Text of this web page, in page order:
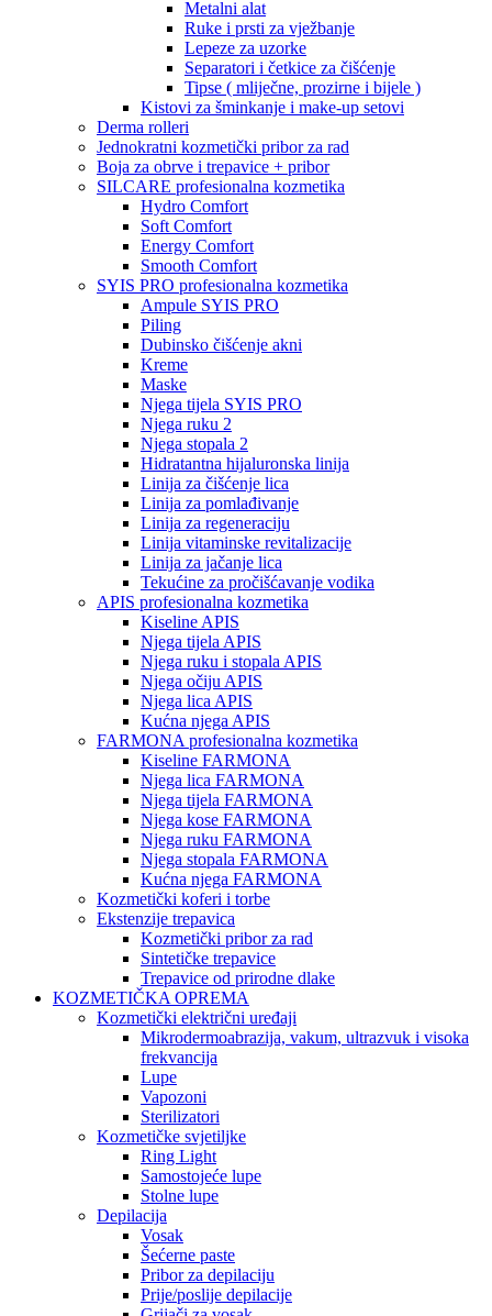
Metalni alat
Ruke i prsti za vježbanje
Lepeze za uzorke
Separatori i četkice za čišćenje
Tipse ( mliječne, prozirne i bijele )
Kistovi za šminkanje i make-up setovi
Derma rolleri
Jednokratni kozmetički pribor za rad
Boja za obrve i trepavice + pribor
SILCARE profesionalna kozmetika
Hydro Comfort
Soft Comfort
Energy Comfort
Smooth Comfort
SYIS PRO profesionalna kozmetika
Ampule SYIS PRO
Piling
Dubinsko čišćenje akni
Kreme
Maske
Njega tijela SYIS PRO
Njega ruku 2
Njega stopala 2
Hidratantna hijaluronska linija
Linija za čišćenje lica
Linija za pomlađivanje
Linija za regeneraciju
Linija vitaminske revitalizacije
Linija za jačanje lica
Tekućine za pročišćavanje vodika
APIS profesionalna kozmetika
Kiseline APIS
Njega tijela APIS
Njega ruku i stopala APIS
Njega očiju APIS
Njega lica APIS
Kućna njega APIS
FARMONA profesionalna kozmetika
Kiseline FARMONA
Njega lica FARMONA
Njega tijela FARMONA
Njega kose FARMONA
Njega ruku FARMONA
Njega stopala FARMONA
Kućna njega FARMONA
Kozmetički koferi i torbe
Ekstenzije trepavica
Kozmetički pribor za rad
Sintetičke trepavice
Trepavice od prirodne dlake
KOZMETIČKA OPREMA
Kozmetički električni uređaji
Mikrodermoabrazija, vakum, ultrazvuk i visoka
frekvancija
Lupe
Vapozoni
Sterilizatori
Kozmetičke svjetiljke
Ring Light
Samostojeće lupe
Stolne lupe
Depilacija
Vosak
Šećerne paste
Pribor za depilaciju
Prije/poslije depilacije